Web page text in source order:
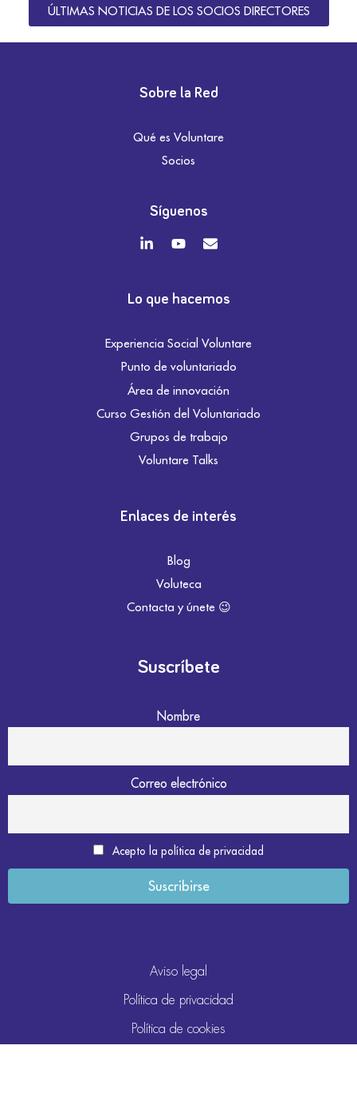
ÚLTIMAS NOTICIAS DE LOS SOCIOS DIRECTORES
Sobre la Red
Qué es Voluntare
Socios
Síguenos
Lo que hacemos
Experiencia Social Voluntare
Punto de voluntariado
Área de innovación
Curso Gestión del Voluntariado
Grupos de trabajo
Voluntare Talks
Enlaces de interés
Blog
Voluteca
Contacta y únete 😉
Suscríbete
Nombre
Correo electrónico
Acepto la política de privacidad
Aviso legal
Política de privacidad
Política de cookies